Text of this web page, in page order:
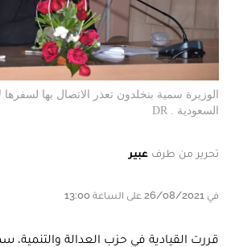
الوزيرة سمية بنخلدون تعذر الاتصال بها لسفرها
السعودية . DR
تحرير من طرف عبير
في 26/08/2021 على الساعة 13:00
قررت القيادية في حزب العدالة